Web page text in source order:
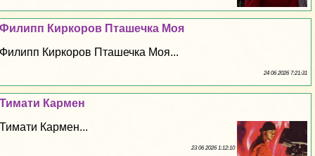
Филипп Киркоров Пташечка Моя
Филипп Киркоров Пташечка Моя...
24 06 2026 7:21:31
Тимати Кармен
Тимати Кармен...
23 06 2026 1:12:10